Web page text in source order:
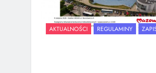
AKTUALNOŚCI REGULAMINY